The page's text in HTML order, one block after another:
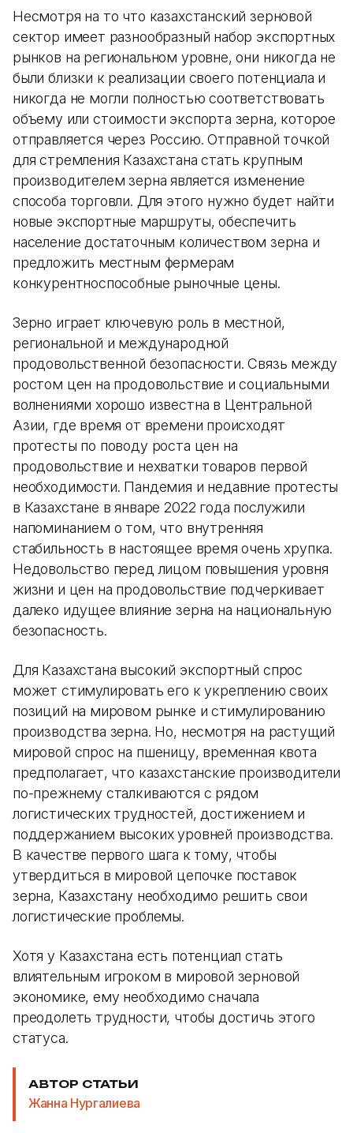
Несмотря на то что казахстанский зерновой
сектор имеет разнообразный набор экспортных
рынков на региональном уровне, они никогда не
были близки к реализации своего потенциала и
никогда не могли полностью соответствовать
объему или стоимости экспорта зерна, которое
отправляется через Россию. Отправной точкой
для стремления Казахстана стать крупным
производителем зерна является изменение
способа торговли. Для этого нужно будет найти
новые экспортные маршруты, обеспечить
население достаточным количеством зерна и
предложить местным фермерам
конкурентноспособные рыночные цены.
Зерно играет ключевую роль в местной,
региональной и международной
продовольственной безопасности. Связь между
ростом цен на продовольствие и социальными
волнениями хорошо известна в Центральной
Азии, где время от времени происходят
протесты по поводу роста цен на
продовольствие и нехватки товаров первой
необходимости. Пандемия и недавние протесты
в Казахстане в январе 2022 года послужили
напоминанием о том, что внутренняя
стабильность в настоящее время очень хрупка.
Недовольство перед лицом повышения уровня
жизни и цен на продовольствие подчеркивает
далеко идущее влияние зерна на национальную
безопасность.
Для Казахстана высокий экспортный спрос
может стимулировать его к укреплению своих
позиций на мировом рынке и стимулированию
производства зерна. Но, несмотря на растущий
мировой спрос на пшеницу, временная квота
предполагает, что казахстанские производители
по-прежнему сталкиваются с рядом
логистических трудностей, достижением и
поддержанием высоких уровней производства.
В качестве первого шага к тому, чтобы
утвердиться в мировой цепочке поставок
зерна, Казахстану необходимо решить свои
логистические проблемы.
Хотя у Казахстана есть потенциал стать
влиятельным игроком в мировой зерновой
экономике, ему необходимо сначала
преодолеть трудности, чтобы достичь этого
статуса.
АВТОР СТАТЬИ
Жанна Нургалиева